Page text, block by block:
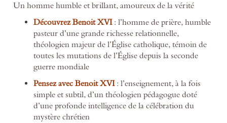
Un homme humble et brillant, amoureux de la vérité
Découvrez Benoit XVI : l’homme de prière, humble
pasteur d’une grande richesse relationnelle,
théologien majeur de l’Église catholique, témoin de
toutes les mutations de l’Église depuis la seconde
guerre mondiale
Pensez avec Benoit XVI: l’enseignement, à la fois
simple et subtil, d’un théologien pédagogue doté
d’une profonde intelligence de la célébration du
mystère chrétien